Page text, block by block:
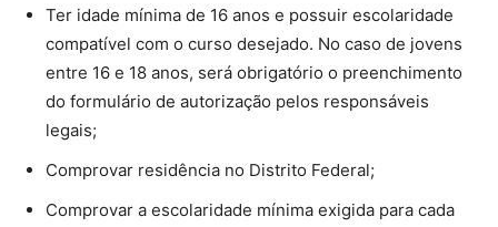
Ter idade mínima de 16 anos e possuir escolaridade
compatível com o curso desejado. No caso de jovens
entre 16 e 18 anos, será obrigatório o preenchimento
do formulário de autorização pelos responsáveis
legais;
Comprovar residência no Distrito Federal;
Comprovar a escolaridade mínima exigida para cada